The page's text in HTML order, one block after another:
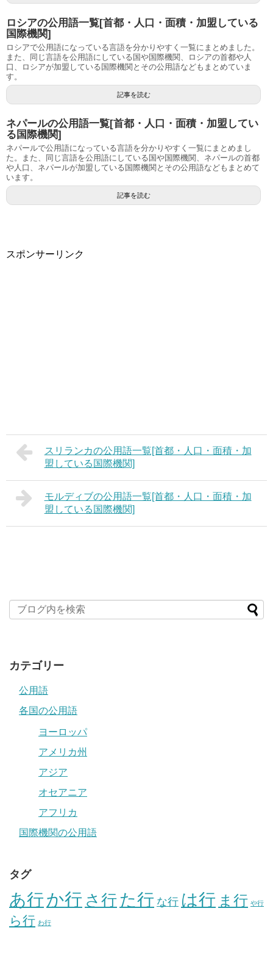
ロシアの公用語一覧[首都・人口・面積・加盟している
国際機関]
ロシアで公用語になっている言語を分かりやすく一覧にまとめました。
また、同じ言語を公用語にしている国や国際機関、ロシアの首都や人
口、ロシアが加盟している国際機関とその公用語などもまとめていま
す。
記事を読む
ネパールの公用語一覧[首都・人口・面積・加盟してい
る国際機関]
ネパールで公用語になっている言語を分かりやすく一覧にまとめまし
た。また、同じ言語を公用語にしている国や国際機関、ネパールの首都
や人口、ネパールが加盟している国際機関とその公用語などもまとめて
います。
記事を読む
スポンサーリンク
スリランカの公用語一覧[首都・人口・面積・加
盟している国際機関]
モルディブの公用語一覧[首都・人口・面積・加
盟している国際機関]
カテゴリー
公用語
各国の公用語
ヨーロッパ
アメリカ州
アジア
オセアニア
アフリカ
国際機関の公用語
タグ
あ行か行 さ行た行 な行 は行 ま行 や行
ら行 わ行